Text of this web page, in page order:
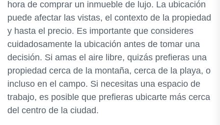
hora de comprar un inmueble de lujo. La ubicación
puede afectar las vistas, el contexto de la propiedad
y hasta el precio. Es importante que consideres
cuidadosamente la ubicación antes de tomar una
decisión. Si amas el aire libre, quizás prefieras una
propiedad cerca de la montaña, cerca de la playa, o
incluso en el campo. Si necesitas una espacio de
trabajo, es posible que prefieras ubicarte más cerca
del centro de la ciudad.